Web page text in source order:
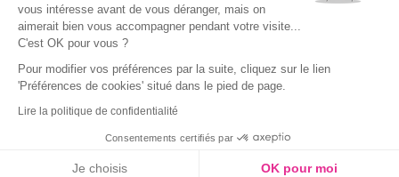
vendredi de 8h30 à 15h30
vous intéresse avant de vous déranger, mais on
aimerait bien vous accompagner pendant votre visite...
C'est OK pour vous ?
Pour modifier vos préférences par la suite, cliquez sur le lien
'Préférences de cookies' situé dans le pied de page.
Lire la politique de confidentialité
Consentements certifiés par
Je choisis OK pour moi